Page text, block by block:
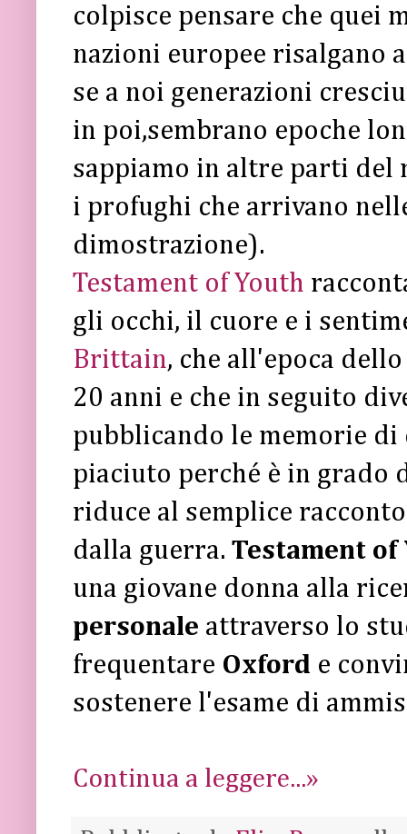
colpisce pensare che quei
nazioni europee risalgano
se a noi generazioni
in poi,sembrano epoche
sappiamo in altre parti del
i profughi che arrivano
dimostrazione).
Testament of Youth
gli occhi, il cuore e i
Brittain, che all'epoca
20 anni e che in seguito
pubblicando le memorie
piaciuto perché è in grado
riduce al semplice
dalla guerra. Testament of
una giovane donna alla
personale attraverso lo
frequentare Oxford e
sostenere l'esame di
Continua a leggere...»